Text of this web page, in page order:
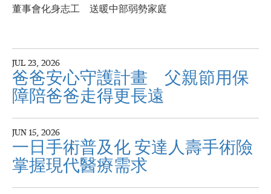
董事會化身志工 送暖中部弱勢家庭
JUL 23, 2026
爸爸安心守護計畫 父親節用保
障陪爸爸走得更長遠
JUN 15, 2026
一日手術普及化 安達人壽手術險
掌握現代醫療需求